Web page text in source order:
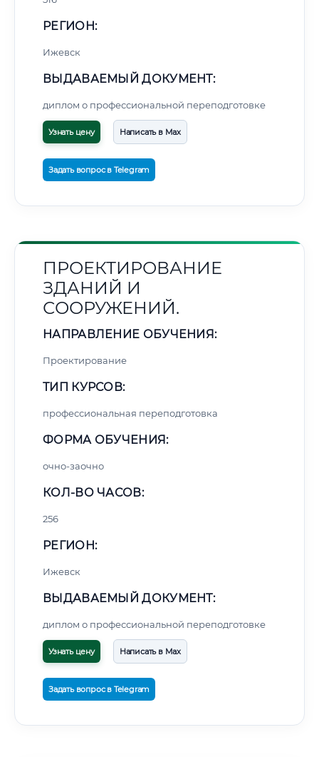
РЕГИОН:
Ижевск
ВЫДАВАЕМЫЙ ДОКУМЕНТ:
диплом о профессиональной переподготовке
Узнать цену Написать в Max
Задать вопрос в Telegram
ПРОЕКТИРОВАНИЕ
ЗДАНИЙ И
СООРУЖЕНИЙ.
НАПРАВЛЕНИЕ ОБУЧЕНИЯ:
Проектирование
ТИП КУРСОВ:
профессиональная переподготовка
ФОРМА ОБУЧЕНИЯ:
очно-заочно
КОЛ-ВО ЧАСОВ:
256
РЕГИОН:
Ижевск
ВЫДАВАЕМЫЙ ДОКУМЕНТ:
диплом о профессиональной переподготовке
Узнать цену Написать в Max
Задать вопрос в Telegram